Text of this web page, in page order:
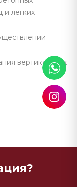
и легких
вертикальных